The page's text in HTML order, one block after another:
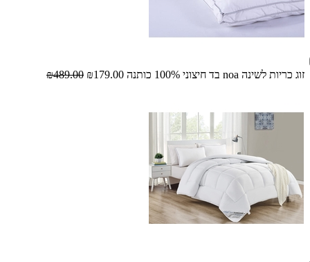
זוג כריות לשינה noa בד חיצוני 100% כותנה ₪179.00
₪489.00